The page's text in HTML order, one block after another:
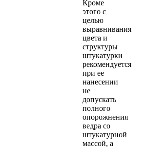
Кроме
этого с
целью
выравнивания
цвета и
структуры
штукатурки
рекомендуется
при ее
нанесении
не
допускать
полного
опорожнения
ведра со
штукатурной
массой, а